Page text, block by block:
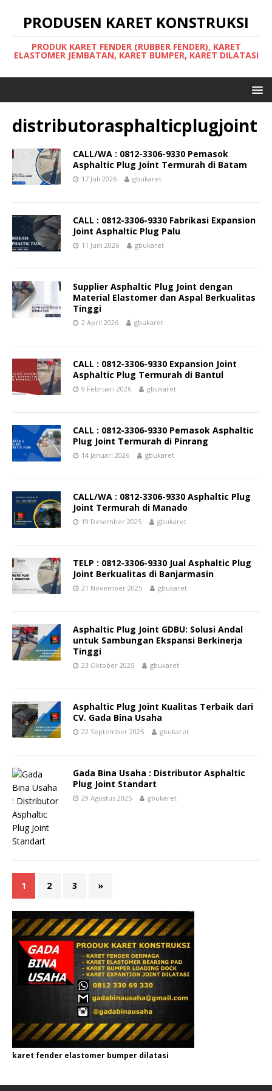
PRODUSEN KARET KONSTRUKSI
PRODUK KARET FENDER (RUBBER FENDER), KARET
ELASTOMER JEMBATAN, KARET BUMPER, KARET DILATASI
distributorasphalticplugjoint
CALL/WA : 0812-3306-9330 Pemasok
Asphaltic Plug Joint Termurah di Batam
17 Juli 2026 gbukaret
CALL : 0812-3306-9330 Fabrikasi Expansion
Joint Asphaltic Plug Palu
11 Juni 2026 gbukaret
Supplier Asphaltic Plug Joint dengan
Material Elastomer dan Aspal Berkualitas
Tinggi
2 April 2026 gbukaret
CALL : 0812-3306-9330 Expansion Joint
Asphaltic Plug Termurah di Bantul
9 Februari 2026 gbukaret
CALL : 0812-3306-9330 Pemasok Asphaltic
Plug Joint Termurah di Pinrang
14 Januari 2026 gbukaret
CALL/WA : 0812-3306-9330 Asphaltic Plug
Joint Termurah di Manado
19 Desember 2025 gbukaret
TELP : 0812-3306-9330 Jual Asphaltic Plug
Joint Berkualitas di Banjarmasin
21 November 2025 gbukaret
Asphaltic Plug Joint GDBU: Solusi Andal
untuk Sambungan Ekspansi Berkinerja
Tinggi
23 Oktober 2025 gbukaret
Asphaltic Plug Joint Kualitas Terbaik dari
CV. Gada Bina Usaha
22 September 2025 gbukaret
Gada Bina Usaha : Distributor Asphaltic
Plug Joint Standart
29 Agustus 2025 gbukaret
1 2 3 »
karet fender elastomer bumper dilatasi